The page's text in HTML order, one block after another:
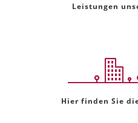
Leistungen
Hier finden Sie